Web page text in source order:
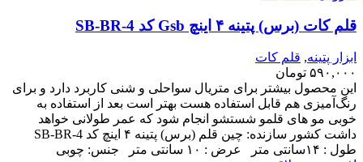
قلم کات (برس) پتینه ۴ اینچ Gsb کد SB-BR-4
ابزار پتینه, قلم کات
۵۹۰,۰۰۰ تومان
این محصول بیشتر برای متریال سواحلی و شنی کاربرد دارد و برای
رنگ‌آمیزی هم قابل استفاده هست بهتر است بعد از استفاده به
خوبی مو های قلمو شستشو انجام شود که عمر طولانی خواهد
طول : ۱۴سانتی متر عرض : ۱۰ سانتی متر جنس: چوبی